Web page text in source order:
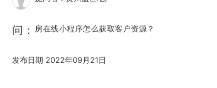
问： 房在线小程序怎么获取客户资源？
发布日期 2022年09月21日